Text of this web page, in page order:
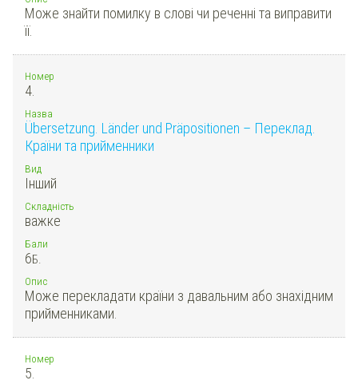
Може знайти помилку в слові чи реченні та виправити
її.
Номер
4.
Назва
Übersetzung. Länder und Präpositionen – Переклад.
Країни та прийменники
Вид
Інший
Складність
важке
Бали
6Б.
Опис
Може перекладати країни з давальним або знахідним
прийменниками.
Номер
5.